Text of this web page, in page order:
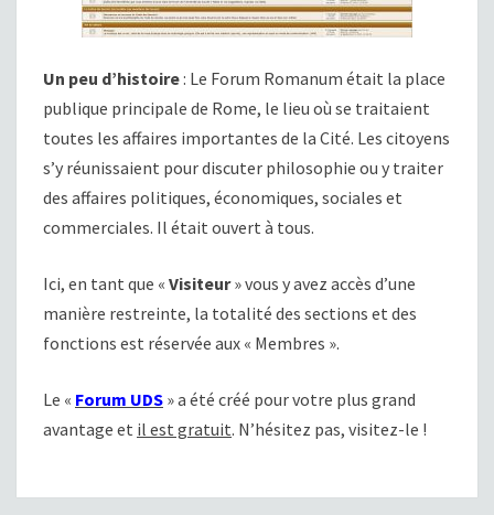
Un peu d’histoire: Le Forum Romanum était la place
publique principale de Rome, le lieu où se traitaient
toutes les affaires importantes de la Cité. Les citoyens
s’y réunissaient pour discuter philosophie ou y traiter
des affaires politiques, économiques, sociales et
commerciales. Il était ouvert à tous.
Ici, en tant que « Visiteur» vous y avez accès d’une
manière restreinte, la totalité des sections et des
fonctions est réservée aux « Membres ».
Le « Forum UDS » a été créé pour votre plus grand
avantage et il est gratuit. N’hésitez pas, visitez-le !